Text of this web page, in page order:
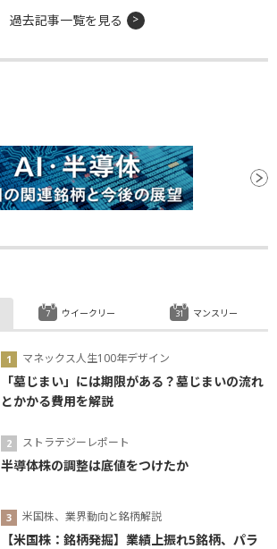
過去記事一覧を見る
マネックス人生100年デザイン
「墓じまい」には期限がある？墓じまいの流れ
とかかる費用を解説
ストラテジーレポート
半導体株の調整は底値をつけたか
米国株、業界動向と銘柄解説
【米国株：銘柄発掘】業績上振れ5銘柄、パラ
ウイークリー マンスリー